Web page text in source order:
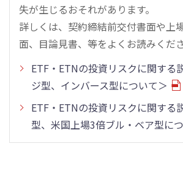
失が生じるおそれがあります。
詳しくは、契約締結前交付書面や上
面、目論見書、等をよくお読みくださ
ETF・ETNの投資リスクに関する
ジ型、インバース型について＞
ETF・ETNの投資リスクに関する
型、米国上場3倍ブル・ベア型に